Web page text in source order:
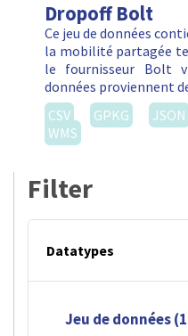
Dropoff Bolt
Ce jeu de données
la mobilité partagée
le fournisseur Bolt
données proviennent
CSV
GPKG JSON
WMS
Filter
Datatypes
Jeu de données